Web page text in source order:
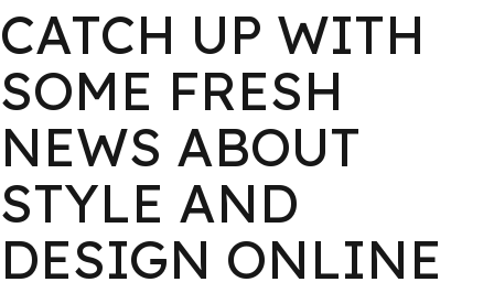
CATCH UP WITH
SOME FRESH
NEWS ABOUT
STYLE AND
DESIGN ONLINE